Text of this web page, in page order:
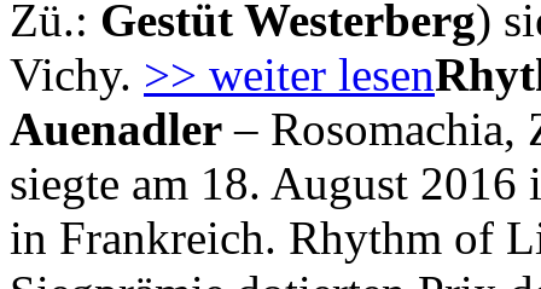
Zü.: Gestüt Westerberg)
Vichy. >> weiter lesen
Auenadler – Rosomachia,
siegte am 18. August
in Frankreich. Rhythm of